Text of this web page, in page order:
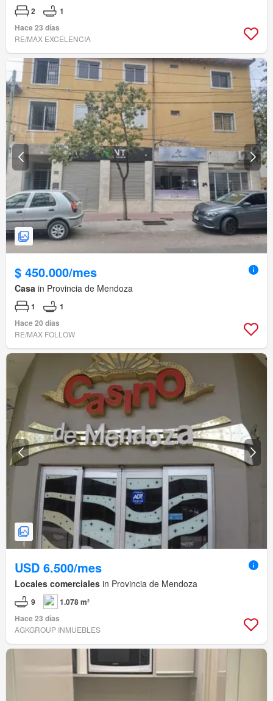
2
1
Hace 23 días
RE/MAX EXCELENCIA
$ 450.000/mes
Casa in Provincia de Mendoza
1
1
Hace 20 días
RE/MAX FOLLOW
USD 6.500/mes
Locales comerciales in Provincia de Mendoza
9
1.078 m²
Hace 23 días
AGKGROUP INMUEBLES